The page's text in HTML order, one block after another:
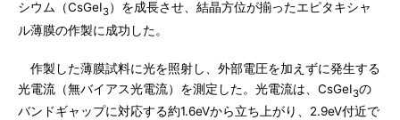
シウム（CsGeI3）を成長させ、結晶方位が揃ったエピタキシャ
ル薄膜の作製に成功した。
作製した薄膜試料に光を照射し、外部電圧を加えずに発生する
光電流（無バイアス光電流）を測定した。光電流は、CsGeI3の
バンドギャップに対応する約1.6eVから立ち上がり、2.9eV付近で